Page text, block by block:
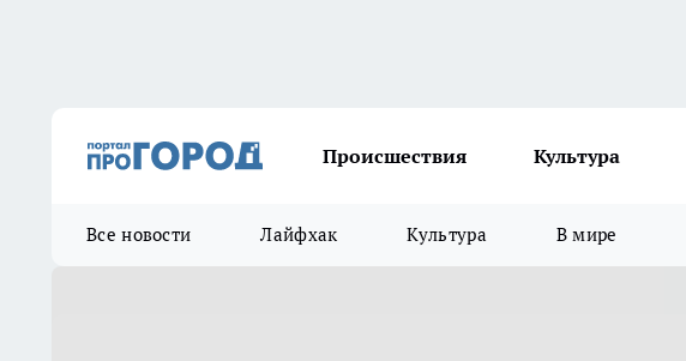
Происшествия Культура
Все новости Лайфхак Культура В мире